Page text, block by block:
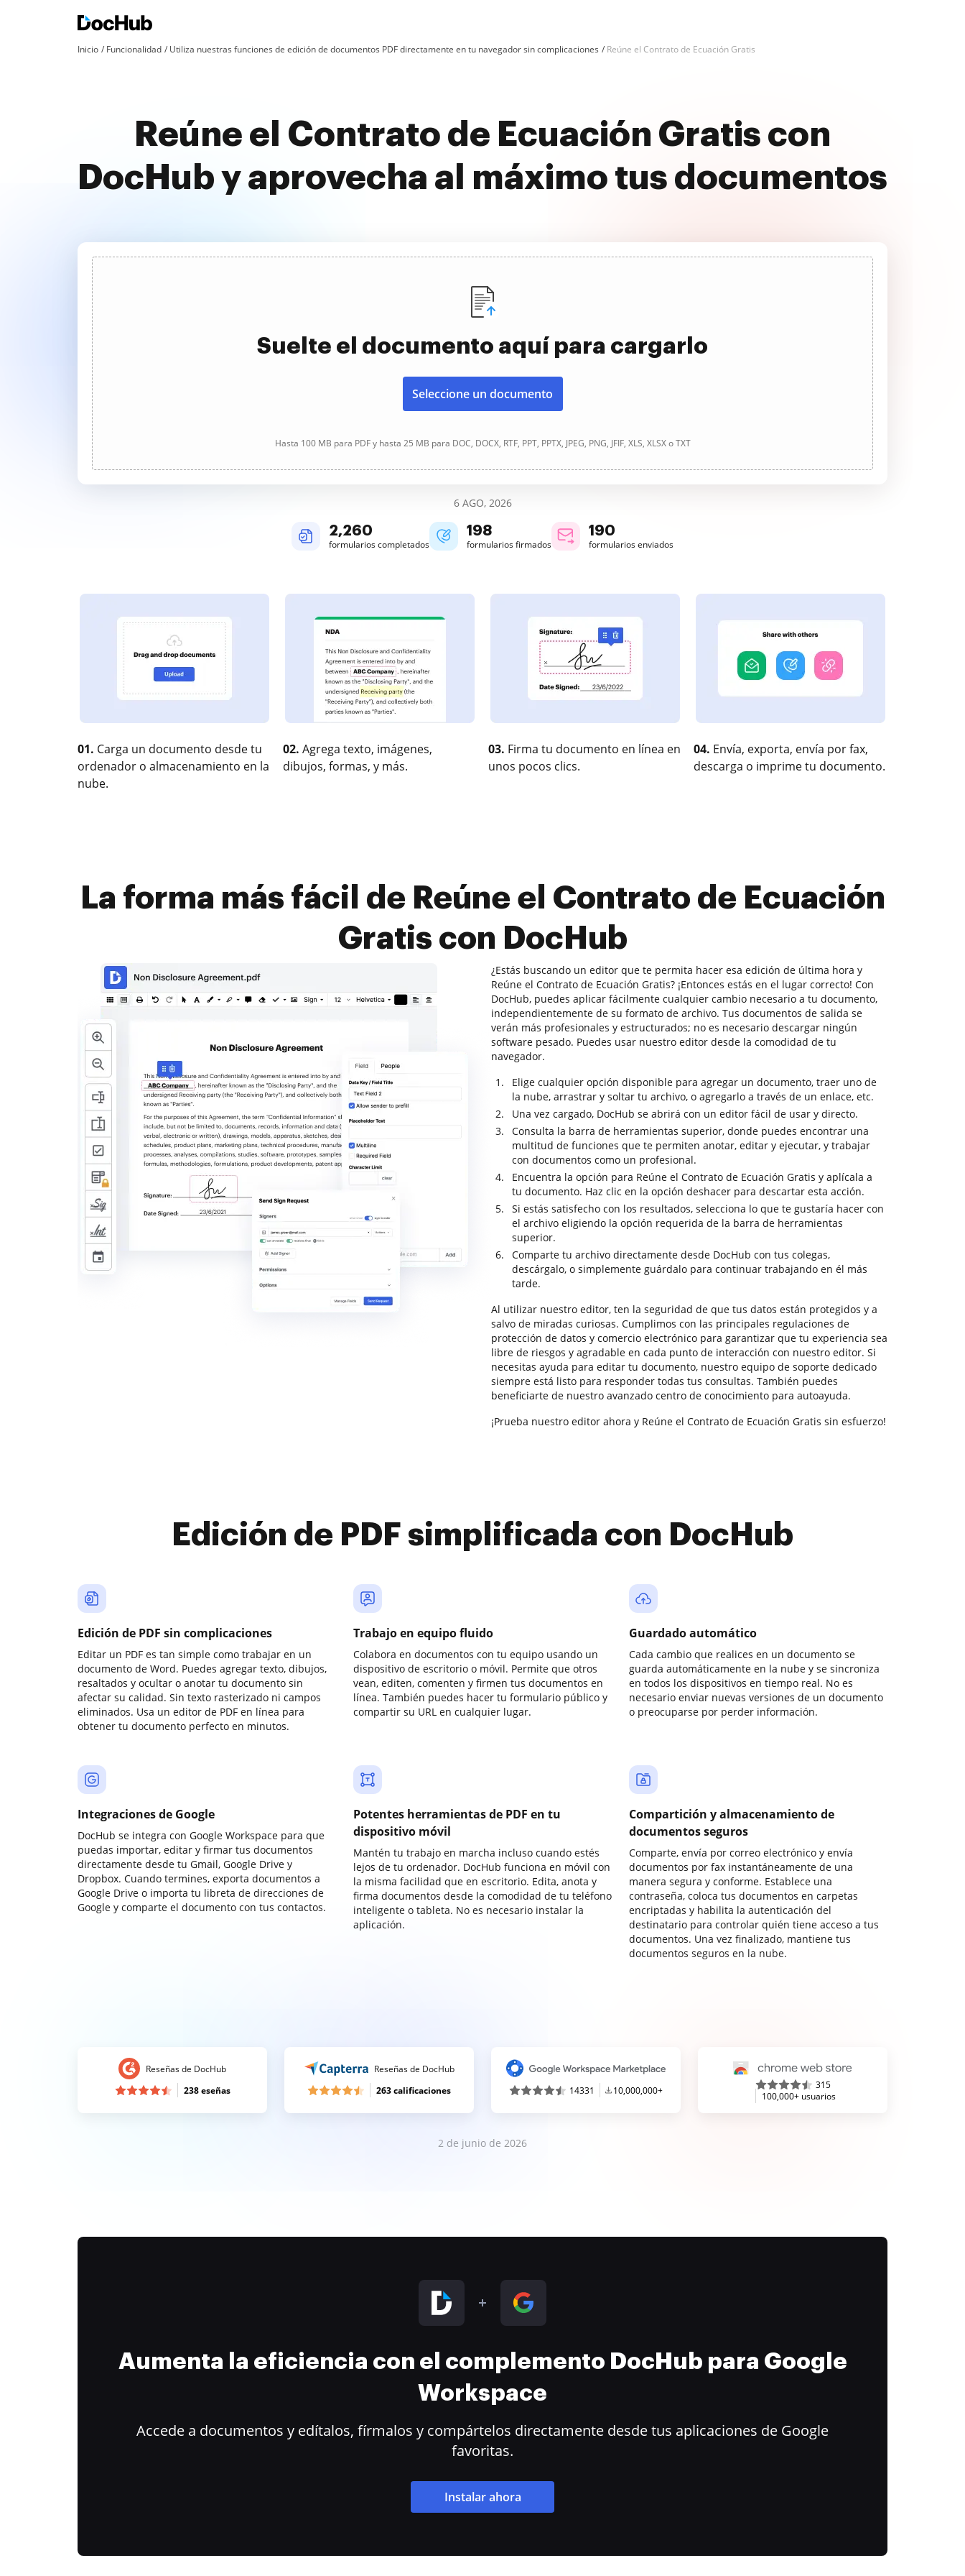
Inicio Funcionalidad Utiliza nuestras funciones de edición de documentos PDF directamente en tu navegador sin complicaciones Reúne el Contrato de Ecuación Gratis
Reúne el Contrato de Ecuación Gratis con
DocHub y aprovecha al máximo tus documentos
Suelte el documento aquí para cargarlo
Seleccione un documento
Hasta 100 MB para PDF y hasta 25 MB para DOC, DOCX, RTF, PPT, PPTX, JPEG, PNG, JFIF, XLS, XLSX o TXT
6 AGO, 2026
2,261
formularios completados
198
formularios firmados
190
formularios enviados
01. Carga un documento desde tu
ordenador o almacenamiento en la
nube.
02. Agrega texto, imágenes,
dibujos, formas, y más.
03. Firma tu documento en línea en
unos pocos clics.
04. Envía, exporta, envía por fax,
descarga o imprime tu documento.
La forma más fácil de Reúne el Contrato de Ecuación
Gratis con DocHub
¿Estás buscando un editor que te permita hacer esa edición de última hora y
Reúne el Contrato de Ecuación Gratis? ¡Entonces estás en el lugar correcto! Con
DocHub, puedes aplicar fácilmente cualquier cambio necesario a tu documento,
independientemente de su formato de archivo. Tus documentos de salida se
verán más profesionales y estructurados; no es necesario descargar ningún
software pesado. Puedes usar nuestro editor desde la comodidad de tu
navegador.
Elige cualquier opción disponible para agregar un documento, traer uno de
la nube, arrastrar y soltar tu archivo, o agregarlo a través de un enlace, etc.
Una vez cargado, DocHub se abrirá con un editor fácil de usar y directo.
Consulta la barra de herramientas superior, donde puedes encontrar una
multitud de funciones que te permiten anotar, editar y ejecutar, y trabajar
con documentos como un profesional.
Encuentra la opción para Reúne el Contrato de Ecuación Gratis y aplícala a
tu documento. Haz clic en la opción deshacer para descartar esta acción.
Si estás satisfecho con los resultados, selecciona lo que te gustaría hacer con
el archivo eligiendo la opción requerida de la barra de herramientas
superior.
Comparte tu archivo directamente desde DocHub con tus colegas,
descárgalo, o simplemente guárdalo para continuar trabajando en él más
tarde.
Al utilizar nuestro editor, ten la seguridad de que tus datos están protegidos y a
salvo de miradas curiosas. Cumplimos con las principales regulaciones de
protección de datos y comercio electrónico para garantizar que tu experiencia sea
libre de riesgos y agradable en cada punto de interacción con nuestro editor. Si
necesitas ayuda para editar tu documento, nuestro equipo de soporte dedicado
siempre está listo para responder todas tus consultas. También puedes
beneficiarte de nuestro avanzado centro de conocimiento para autoayuda.
¡Prueba nuestro editor ahora y Reúne el Contrato de Ecuación Gratis sin esfuerzo!
Edición de PDF simplificada con DocHub
Edición de PDF sin complicaciones
Editar un PDF es tan simple como trabajar en un
documento de Word. Puedes agregar texto, dibujos,
resaltados y ocultar o anotar tu documento sin
afectar su calidad. Sin texto rasterizado ni campos
eliminados. Usa un editor de PDF en línea para
obtener tu documento perfecto en minutos.
Trabajo en equipo fluido
Colabora en documentos con tu equipo usando un
dispositivo de escritorio o móvil. Permite que otros
vean, editen, comenten y firmen tus documentos en
línea. También puedes hacer tu formulario público y
compartir su URL en cualquier lugar.
Guardado automático
Cada cambio que realices en un documento se
guarda automáticamente en la nube y se sincroniza
en todos los dispositivos en tiempo real. No es
necesario enviar nuevas versiones de un documento
o preocuparse por perder información.
Integraciones de Google
DocHub se integra con Google Workspace para que
puedas importar, editar y firmar tus documentos
directamente desde tu Gmail, Google Drive y
Dropbox. Cuando termines, exporta documentos a
Google Drive o importa tu libreta de direcciones de
Google y comparte el documento con tus contactos.
Potentes herramientas de PDF en tu
dispositivo móvil
Mantén tu trabajo en marcha incluso cuando estés
lejos de tu ordenador. DocHub funciona en móvil con
la misma facilidad que en escritorio. Edita, anota y
firma documentos desde la comodidad de tu teléfono
inteligente o tableta. No es necesario instalar la
aplicación.
Compartición y almacenamiento de
documentos seguros
Comparte, envía por correo electrónico y envía
documentos por fax instantáneamente de una
manera segura y conforme. Establece una
contraseña, coloca tus documentos en carpetas
encriptadas y habilita la autenticación del
destinatario para controlar quién tiene acceso a tus
documentos. Una vez finalizado, mantiene tus
documentos seguros en la nube.
Reseñas de DocHub
238 eseñas
Reseñas de DocHub
263 calificaciones
14331 10,000,000+
315
100,000+ usuarios
2 de junio de 2026
Aumenta la eficiencia con el complemento DocHub para Google
Workspace
Accede a documentos y edítalos, fírmalos y compártelos directamente desde tus aplicaciones de Google
favoritas.
Instalar ahora